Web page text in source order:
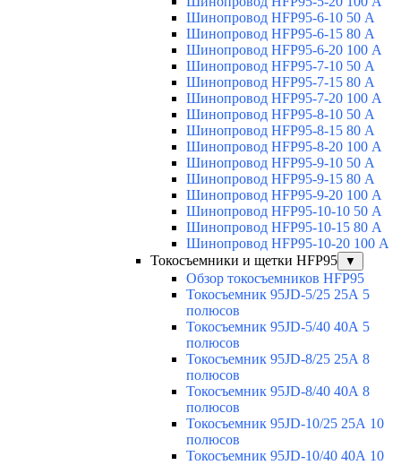
Шинопровод HFP95-6-10 50 А
Шинопровод HFP95-6-15 80 А
Шинопровод HFP95-6-20 100 А
Шинопровод HFP95-7-10 50 А
Шинопровод HFP95-7-15 80 А
Шинопровод HFP95-7-20 100 А
Шинопровод HFP95-8-10 50 А
Шинопровод HFP95-8-15 80 А
Шинопровод HFP95-8-20 100 А
Шинопровод HFP95-9-10 50 А
Шинопровод HFP95-9-15 80 А
Шинопровод HFP95-9-20 100 А
Шинопровод HFP95-10-10 50 А
Шинопровод HFP95-10-15 80 А
Шинопровод HFP95-10-20 100 А
Токосъемники и щетки HFP95
▼
Обзор токосъемников HFP95
Токосъемник 95JD-5/25 25А 5
полюсов
Токосъемник 95JD-5/40 40А 5
полюсов
Токосъемник 95JD-8/25 25А 8
полюсов
Токосъемник 95JD-8/40 40А 8
полюсов
Токосъемник 95JD-10/25 25А 10
полюсов
Токосъемник 95JD-10/40 40А 10